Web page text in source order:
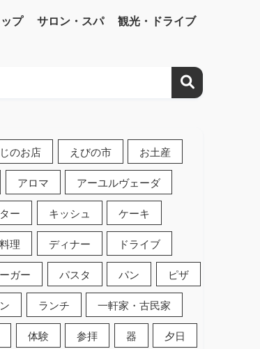
プ サロン・スパ 観光・ドライブ
のお店 えびの市 お土産
アロマ アーユルヴェーダ
ー キッシュ ケーキ
理 ディナー ドライブ
ガー パスタ パン ピザ
ランチ 一軒家・古民家
体験 参拝 器 夕日